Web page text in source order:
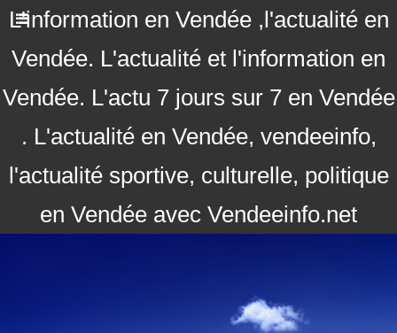
L'information en Vendée ,l'actualité en
Vendée. L'actualité et l'information en
Vendée. L'actu 7 jours sur 7 en Vendée
. L'actualité en Vendée, vendeeinfo,
l'actualité sportive, culturelle, politique
en Vendée avec Vendeeinfo.net